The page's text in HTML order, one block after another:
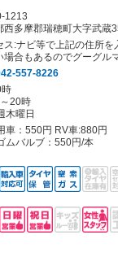
1213
西多摩郡瑞穂町大字武蔵
ス:ナビ等で上記の住所
場合もあるのでグーグル
557-8226
20時
木曜日
車：550円 RV車:880円
ムバルブ：550円/本